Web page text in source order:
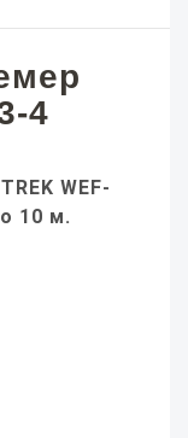
4
WEF-
10 м.